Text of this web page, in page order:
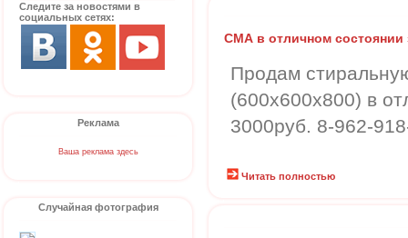
Следите за новостями в
социальных сетях:
Реклама
Ваша реклама здесь
Случайная фотография
СМА в отличном состоянии
Продам
(600х600х800) в
3000руб. 8-962-
Читать полностью